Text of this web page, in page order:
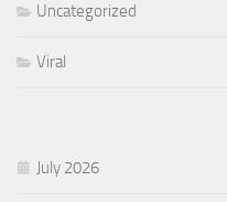
Uncategorized
Viral
July 2026